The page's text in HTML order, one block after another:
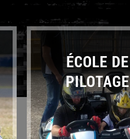
ÉCOLE DE
PILOTAGE